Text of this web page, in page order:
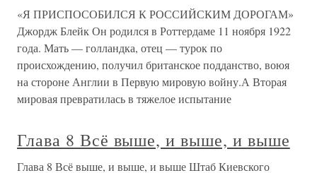
«Я ПРИСПОСОБИЛСЯ К РОССИЙСКИМ ДОРОГАМ»
Джордж Блейк Он родился в Роттердаме 11 ноября 1922
года. Мать — голландка, отец — турок по
происхождению, получил британское подданство, воюя
на стороне Англии в Первую мировую войну.А Вторая
мировая превратилась в тяжелое испытание
Глава 8 Всё выше, и выше, и выше
Глава 8 Всё выше, и выше, и выше Штаб Киевского